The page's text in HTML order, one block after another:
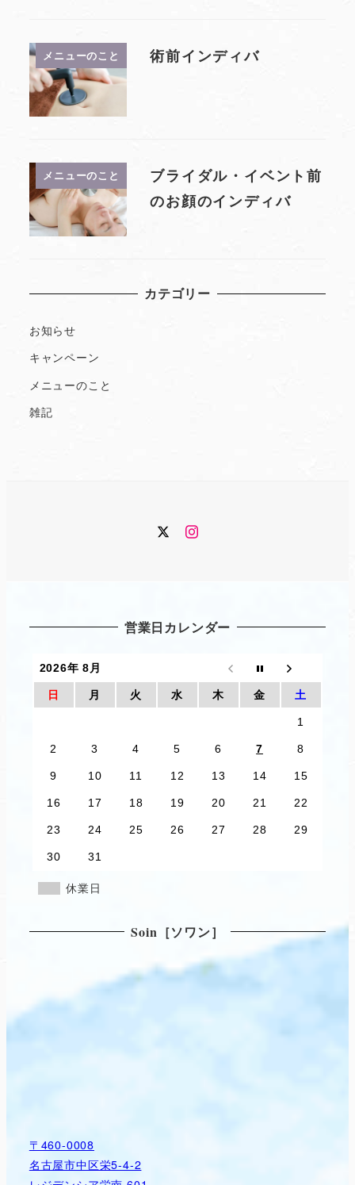
メニューのこと 術前インディバ
メニューのこと
ブライダル・イベント前
のお顔のインディバ
カテゴリー
お知らせ
キャンペーン
メニューのこと
雑記
TwitterInstagram
営業日カレンダー
2026年 8月
日 月 火 水 木 金 土
1
2 3 4 5 6 7 8
9 10 11 12 13 14 15
16 17 18 19 20 21 22
23 24 25 26 27 28 29
30 31
休業日
Soin［ソワン］
〒460-0008
名古屋市中区栄5-4-2